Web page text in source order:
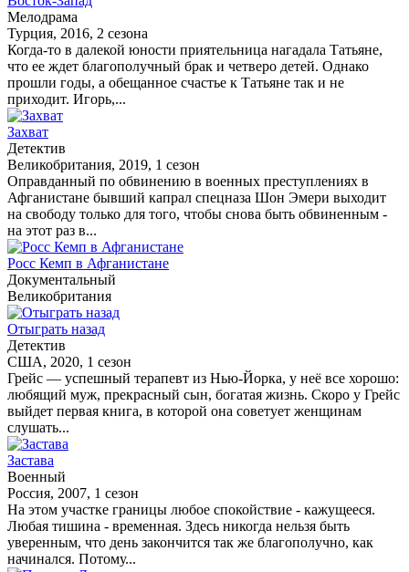
Мелодрама
Турция, 2016, 2 сезона
Когда-то в далекой юности приятельница нагадала Татьяне,
что ее ждет благополучный брак и четверо детей. Однако
прошли годы, а обещанное счастье к Татьяне так и не
приходит. Игорь,...
Захват
Детектив
Великобритания, 2019, 1 сезон
Оправданный по обвинению в военных преступлениях в
Афганистане бывший капрал спецназа Шон Эмери выходит
на свободу только для того, чтобы снова быть обвиненным -
на этот раз в...
Росс Кемп в Афганистане
Документальный
Великобритания
Отыграть назад
Детектив
США, 2020, 1 сезон
Грейс — успешный терапевт из Нью-Йорка, у неё все хорошо:
любящий муж, прекрасный сын, богатая жизнь. Скоро у Грейс
выйдет первая книга, в которой она советует женщинам
слушать...
Застава
Военный
Россия, 2007, 1 сезон
На этом участке границы любое спокойствие - кажущееся.
Любая тишина - временная. Здесь никогда нельзя быть
уверенным, что день закончится так же благополучно, как
начинался. Потому...